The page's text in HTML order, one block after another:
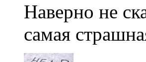
Наверно не
самая